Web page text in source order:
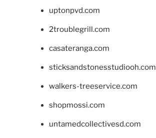
uptonpvd.com
2troublegrill.com
casateranga.com
sticksandstonesstudiooh.com
walkers-treeservice.com
shopmossi.com
untamedcollectivesd.com